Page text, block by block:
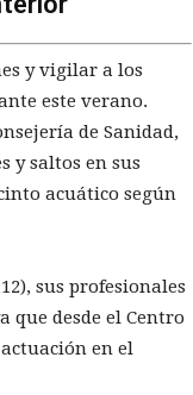
y vigilar a los
este verano.
de Sanidad,
y saltos en sus
acuático según
sus profesionales
que desde el Centro
en el